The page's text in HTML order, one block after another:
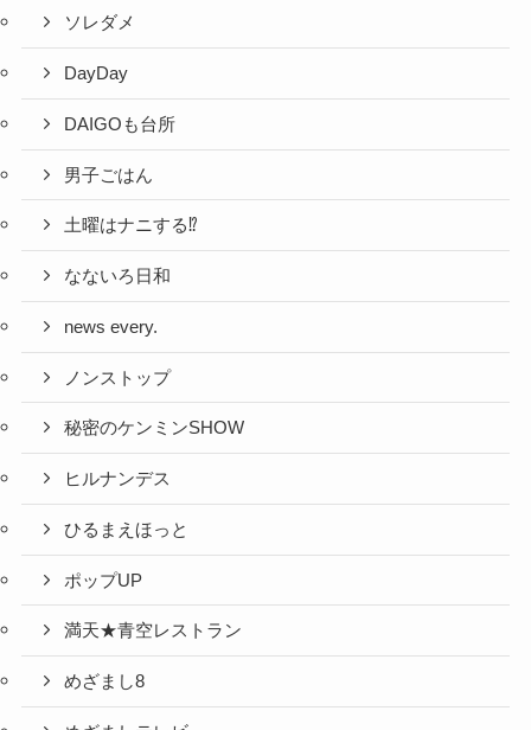
ソレダメ
DayDay
DAIGOも台所
男子ごはん
土曜はナニする⁉
なないろ日和
news every.
ノンストップ
秘密のケンミンSHOW
ヒルナンデス
ひるまえほっと
ポップUP
満天★青空レストラン
めざまし8